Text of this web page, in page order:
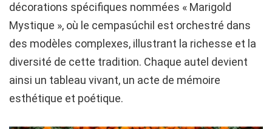
décorations spécifiques nommées « Marigold
Mystique », où le cempasúchil est orchestré dans
des modèles complexes, illustrant la richesse et la
diversité de cette tradition. Chaque autel devient
ainsi un tableau vivant, un acte de mémoire
esthétique et poétique.